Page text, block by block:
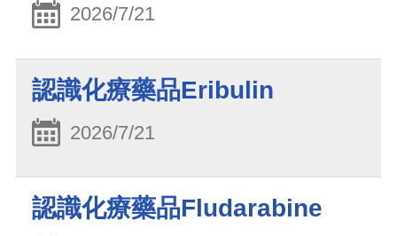
2026/7/21
認識化療藥品Eribulin
2026/7/21
認識化療藥品Fludarabine